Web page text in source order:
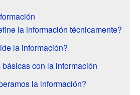
la información técnicamente?
la información?
con la información
la información?